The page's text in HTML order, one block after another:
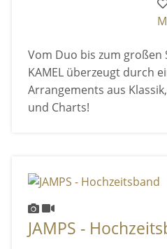
Vom Duo bis zum großen
KAMEL überzeugt durch
Arrangements aus
und Charts!
JAMPS -